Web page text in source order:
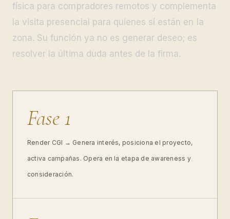
física para compradores remotos y complementa
la visita presencial para quienes sí están en la
zona. Su función ya no es generar deseo; es
resolver la última duda antes de la firma.
Fase 1
Render CGI → Genera interés, posiciona el proyecto,
activa campañas. Opera en la etapa de awareness y
consideración.